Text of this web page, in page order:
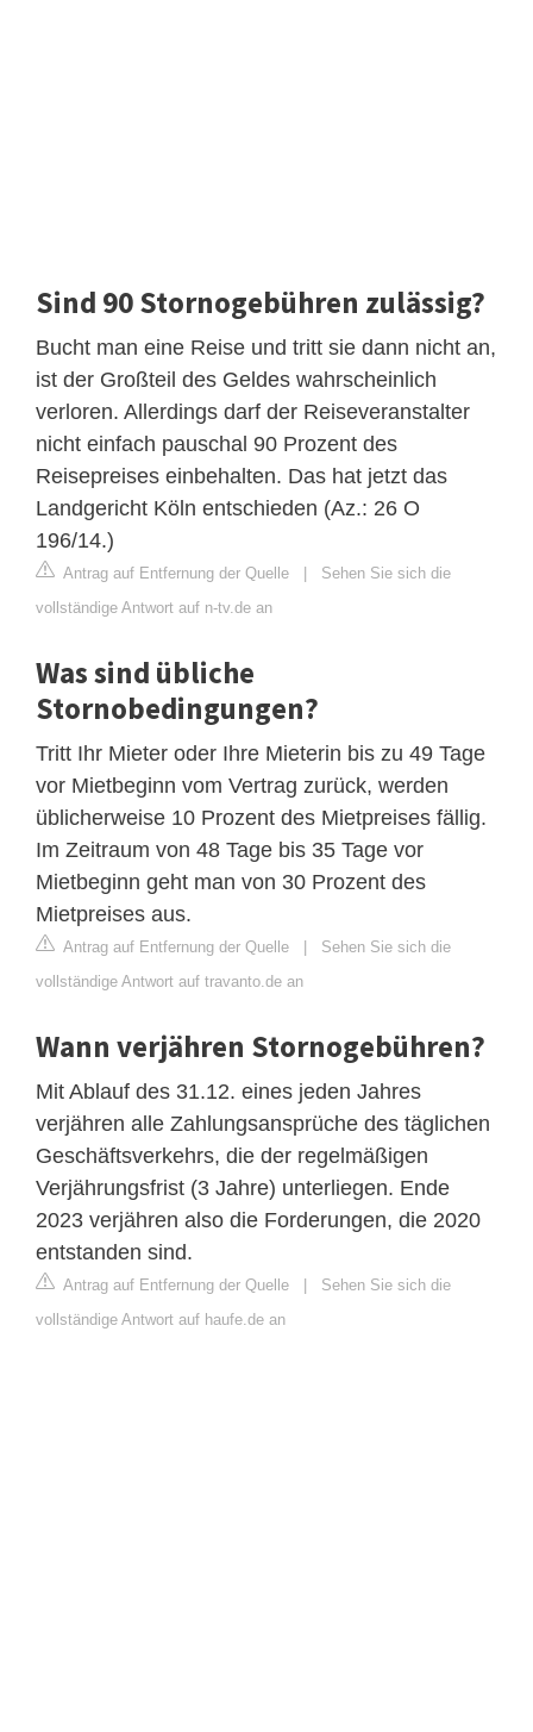
Sind 90 Stornogebühren zulässig?
Bucht man eine Reise und tritt sie dann nicht an,
ist der Großteil des Geldes wahrscheinlich
verloren. Allerdings darf der Reiseveranstalter
nicht einfach pauschal 90 Prozent des
Reisepreises einbehalten. Das hat jetzt das
Landgericht Köln entschieden (Az.: 26 O
196/14.)
Antrag auf Entfernung der Quelle | Sehen Sie sich die
vollständige Antwort auf n-tv.de an
Was sind übliche
Stornobedingungen?
Tritt Ihr Mieter oder Ihre Mieterin bis zu 49 Tage
vor Mietbeginn vom Vertrag zurück, werden
üblicherweise 10 Prozent des Mietpreises fällig.
Im Zeitraum von 48 Tage bis 35 Tage vor
Mietbeginn geht man von 30 Prozent des
Mietpreises aus.
Antrag auf Entfernung der Quelle | Sehen Sie sich die
vollständige Antwort auf travanto.de an
Wann verjähren Stornogebühren?
Mit Ablauf des 31.12. eines jeden Jahres
verjähren alle Zahlungsansprüche des täglichen
Geschäftsverkehrs, die der regelmäßigen
Verjährungsfrist (3 Jahre) unterliegen. Ende
2023 verjähren also die Forderungen, die 2020
entstanden sind.
Antrag auf Entfernung der Quelle | Sehen Sie sich die
vollständige Antwort auf haufe.de an